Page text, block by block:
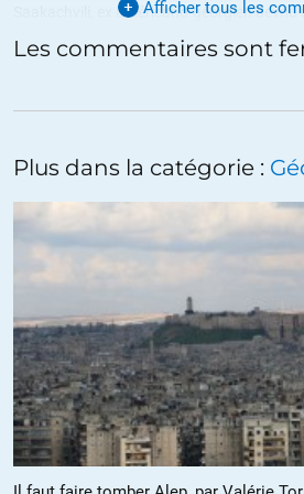
Saakachvili, ex américano-géorgien devnu
« rebelles » armés qui étaient-ils?
Par ailleurs, parle-t-on en France de
juillet 2014. Les votes ont-ils été truqués?
Quand aux kurdes syriens sont-ils
n’est pas sûr qu’ils souhaitent se séparer
les reconnait. Il y a plusieurs courants
Donner l’autonomie aux kurdes qui serait
russes, comment le sait-on?
Les russes sont légalistes, non?
Bien qu’il y ait un début de
occidentaux, on reste dans des axiomes
les mots « régime » et « rebelles » on
l’orientation de la discussion.
+54 ALERTER
Afficher tous les
Les commentaires sont
Plus dans la catégorie :